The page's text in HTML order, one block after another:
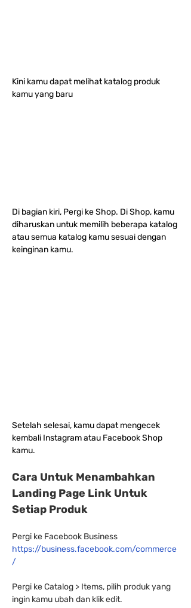
Kini kamu dapat melihat katalog produk
kamu yang baru
Di bagian kiri, Pergi ke Shop. Di Shop, kamu
diharuskan untuk memilih beberapa katalog
atau semua katalog kamu sesuai dengan
keinginan kamu.
Setelah selesai, kamu dapat mengecek
kembali Instagram atau Facebook Shop
kamu.
Cara Untuk Menambahkan
Landing Page Link Untuk
Setiap Produk
Pergi ke Facebook Business
https://business.facebook.com/commerce
/
Pergi ke Catalog > Items, pilih produk yang
ingin kamu ubah dan klik edit.